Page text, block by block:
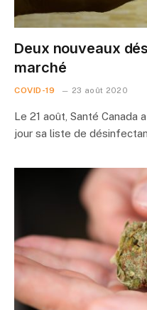
Deux nouveaux
marché
COVID-19 23 août 2020
Le 21 août, Santé Canada
jour sa liste de